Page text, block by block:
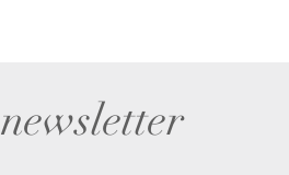
newsletter